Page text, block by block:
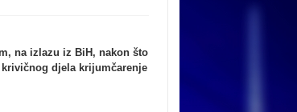
na izlazu iz BiH, nakon što
djela krijumčarenje